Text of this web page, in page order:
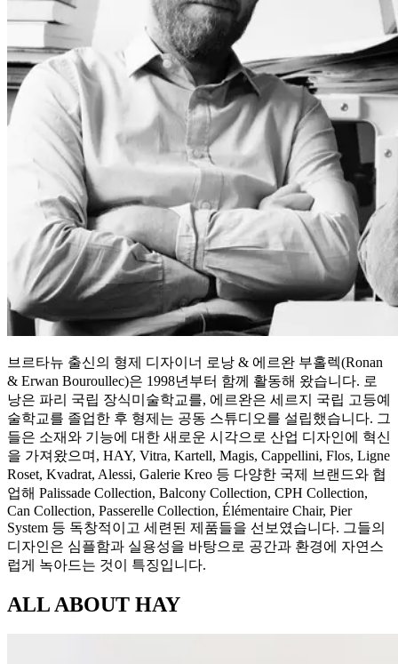
브르타뉴 출신의 형제 디자이너 로낭 & 에르완 부홀렉(Ronan
& Erwan Bouroullec)은 1998년부터 함께 활동해 왔습니다. 로
낭은 파리 국립 장식미술학교를, 에르완은 세르지 국립 고등예
술학교를 졸업한 후 형제는 공동 스튜디오를 설립했습니다. 그
들은 소재와 기능에 대한 새로운 시각으로 산업 디자인에 혁신
을 가져왔으며, HAY, Vitra, Kartell, Magis, Cappellini, Flos, Ligne
Roset, Kvadrat, Alessi, Galerie Kreo 등 다양한 국제 브랜드와 협
업해 Palissade Collection, Balcony Collection, CPH Collection,
Can Collection, Passerelle Collection, Élémentaire Chair, Pier
System 등 독창적이고 세련된 제품들을 선보였습니다. 그들의
디자인은 심플함과 실용성을 바탕으로 공간과 환경에 자연스
럽게 녹아드는 것이 특징입니다.
ALL ABOUT HAY